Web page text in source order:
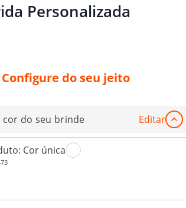
Personalizada
Configure do seu jeito
cor do seu brinde Editar
Cor única